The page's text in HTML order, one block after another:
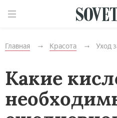
Главная Красота Уход
Какие